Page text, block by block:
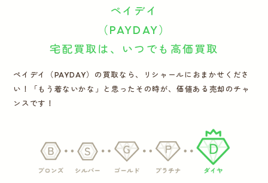
ログイン お問い合わせ
ペイデイ
（PAYDAY）
宅配買取は、いつでも高価買取
ペイデイ（PAYDAY）の買取なら、リシャールにおまかせくださ
い！「もう着ないかな」と思ったその時が、価値ある売却のチャ
ンスです！